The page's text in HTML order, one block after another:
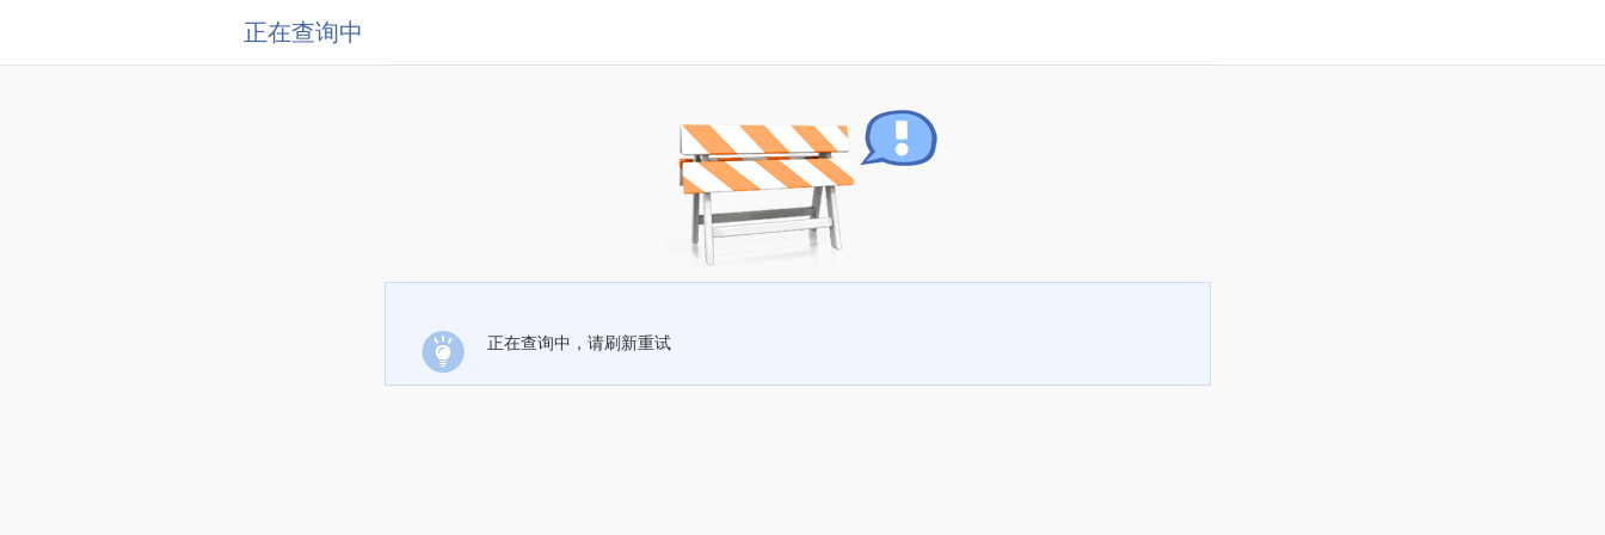
正在查询中
正在查询中，请刷新重试